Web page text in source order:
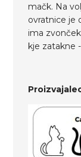
mačk. Na
ovratnice je
ima
kje zatakne